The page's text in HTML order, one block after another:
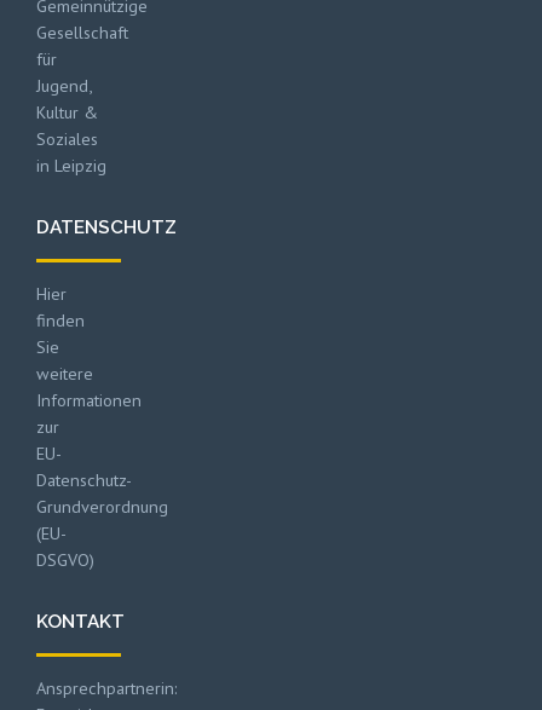
Gemeinnützige
Gesellschaft
für
Jugend,
Kultur &
Soziales
in Leipzig
DATENSCHUTZ
Hier
finden
Sie
weitere
Informationen
zur
EU-
Datenschutz-
Grundverordnung
(EU-
DSGVO)
KONTAKT
Ansprechpartnerin: